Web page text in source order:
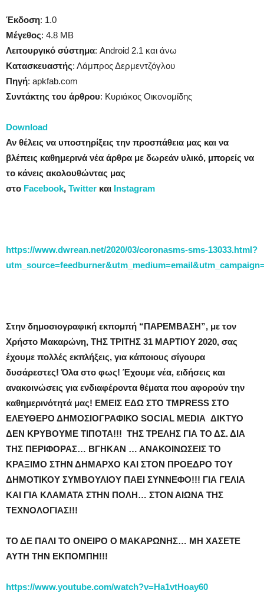
Έκδοση: 1.0
Μέγεθος: 4.8 MB
Λειτουργικό σύστημα: Android 2.1 και άνω
Κατασκευαστής: Λάμπρος Δερμεντζόγλου
Πηγή: apkfab.com
Συντάκτης του άρθρου: Κυριάκος Οικονομίδης
Download
Αν θέλεις να υποστηρίξεις την προσπάθεια μας και να
βλέπεις καθημερινά νέα άρθρα με δωρεάν υλικό, μπορείς να
το κάνεις ακολουθώντας μας
στο Facebook, Twitter και Instagram
https://www.dwrean.net/2020/03/coronasms-sms-13033.html?
Στην δημοσιογραφική εκπομπή “ΠΑΡΕΜΒΑΣΗ”, με τον
Χρήστο Μακαρώνη, ΤΗΣ ΤΡΙΤΗΣ 31 ΜΑΡΤΙΟΥ 2020, σας
έχουμε πολλές εκπλήξεις, για κάποιους σίγουρα
δυσάρεστες! Όλα στο φως! Έχουμε νέα, ειδήσεις και
ανακοινώσεις για ενδιαφέροντα θέματα που αφορούν την
καθημερινότητά μας! ΕΜΕΙΣ ΕΔΩ ΣΤΟ TMPRESS ΣΤΟ
ΕΛΕΥΘΕΡΟ ΔΗΜΟΣΙΟΓΡΑΦΙΚΟ SOCIAL MEDIA ΔΙΚΤΥΟ
ΔΕΝ ΚΡΥΒΟΥΜΕ ΤΙΠΟΤΑ!!! ΤΗΣ ΤΡΕΛΗΣ ΓΙΑ ΤΟ ΔΣ. ΔΙΑ
ΤΗΣ ΠΕΡΙΦΟΡΑΣ… ΒΓΗΚΑΝ … ΑΝΑΚΟΙΝΩΣΕΙΣ ΤΟ
ΚΡΑΞΙΜΟ ΣΤΗΝ ΔΗΜΑΡΧΟ ΚΑΙ ΣΤΟΝ ΠΡΟΕΔΡΟ ΤΟΥ
ΔΗΜΟΤΙΚΟΥ ΣΥΜΒΟΥΛΙΟΥ ΠΑΕΙ ΣΥΝΝΕΦΟ!!! ΓΙΑ ΓΕΛΙΑ
ΚΑΙ ΓΙΑ ΚΛΑΜΑΤΑ ΣΤΗΝ ΠΟΛΗ… ΣΤΟΝ ΑΙΩΝΑ ΤΗΣ
ΤΕΧΝΟΛΟΓΙΑΣ!!!
ΤΟ ΔΕ ΠΑΛΙ ΤΟ ΟΝΕΙΡΟ Ο ΜΑΚΑΡΩΝΗΣ… ΜΗ ΧΑΣΕΤΕ
ΑΥΤΗ ΤΗΝ ΕΚΠΟΜΠΗ!!!
https://www.youtube.com/watch?v=Ha1vtHoay60